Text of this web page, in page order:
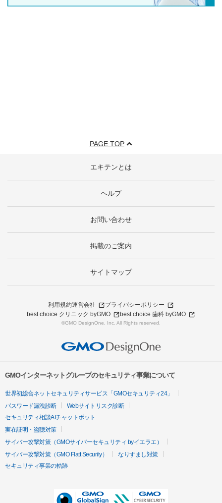
PAGE TOP
エキテンとは
ヘルプ
お問い合わせ
掲載のご案内
サイトマップ
利用規約運営会社
プライバシーポリシー
best choice クリニック byGMO
best choice 歯科 byGMO
©GMO DesignOne, Inc. All Rights reserved.
GMOインターネットグループのセキュリティ事業について
世界初総合ネットセキュリティサービス「GMOセキュリティ24」
パスワード漏洩診断
Webサイトリスク診断
セキュリティ相談AIチャットボット
実在証明・盗聴対策
サイバー攻撃対策（GMOサイバーセキュリティ byイエラエ）
サイバー攻撃対策（GMO Flatt Security）
なりすまし対策
セキュリティ事業の軌跡